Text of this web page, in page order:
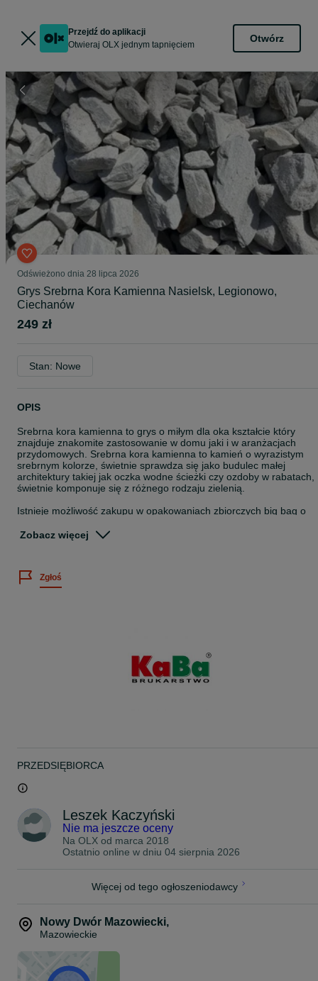
Przejdź do aplikacji
Otwieraj OLX jednym tapnięciem
Otwórz
Odświeżono dnia 28 lipca 2026
Grys Srebrna Kora Kamienna Nasielsk, Legionowo,
Ciechanów
249 zł
Stan: Nowe
OPIS
Srebrna kora kamienna to grys o miłym dla oka kształcie który
znajduje znakomite zastosowanie w domu jaki i w aranżacjach
przydomowych. Srebrna kora kamienna to kamień o wyrazistym
srebrnym kolorze, świetnie sprawdza się jako budulec małej
architektury takiej jak oczka wodne ścieżki czy ozdoby w rabatach,
świetnie komponuje się z różnego rodzaju zielenią.
Istnieje możliwość zakupu w opakowaniach zbiorczych big bag o
CENA
*W cenę nie jest wliczony transport. Jest on obliczany dopiero po
kontakcie telefonicznym i zależy od wagi oraz odległości od
Zapraszamy do zapoznania się z pełną ofertą na naszych
Zobacz więcej
Zgłoś
PRZEDSIĘBIORCA
Leszek Kaczyński
Nie ma jeszcze oceny
Na OLX od marca 2018
Ostatnio online w dniu 04 sierpnia 2026
Więcej od tego ogłoszeniodawcy
Nowy Dwór Mazowiecki,
Mazowieckie